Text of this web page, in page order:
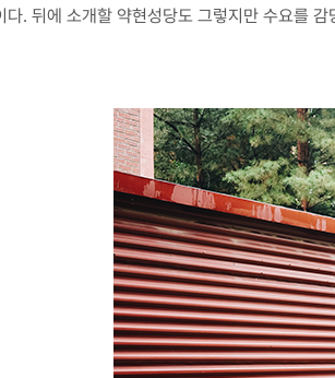
다. 뒤에 소개할 약현성당도 그렇지만 수요를